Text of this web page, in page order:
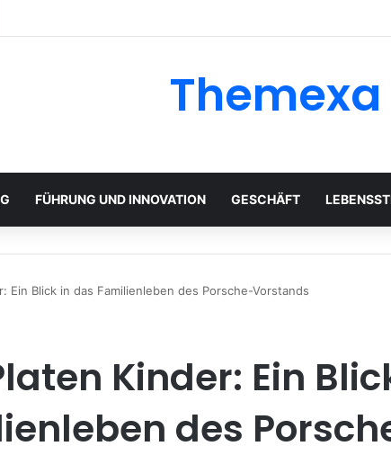
Themexa
FÜHRUNG UND INNOVATION GESCHÄFT
Ein Blick in das Familienleben des Porsche-Vorstands
Kinder: Ein
des